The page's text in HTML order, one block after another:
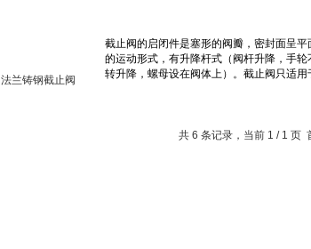
法兰铸钢截止阀
共 6 条记录，当前 1 / 1